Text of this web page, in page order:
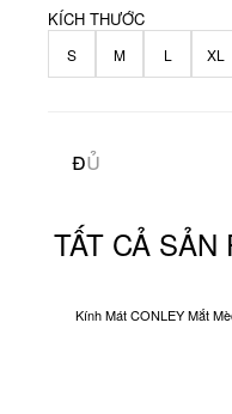
KÍCH THƯỚC
S M L XL
TẤT CẢ SẢN
Kính Mát CONLEY Mắt